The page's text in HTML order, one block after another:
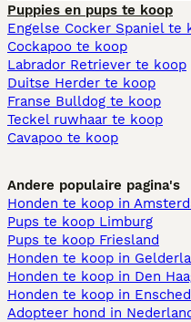
Puppies en pups te koop
Engelse Cocker Spaniel te
Cockapoo te koop
Labrador Retriever te koop
Duitse Herder te koop
Franse Bulldog te koop
Teckel ruwhaar te koop
Cavapoo te koop
Andere populaire pagina's
Honden te koop in
Pups te koop Limburg​
Pups te koop Friesland​
Honden te koop in
Honden te koop in Den
Honden te koop in
Adopteer hond in